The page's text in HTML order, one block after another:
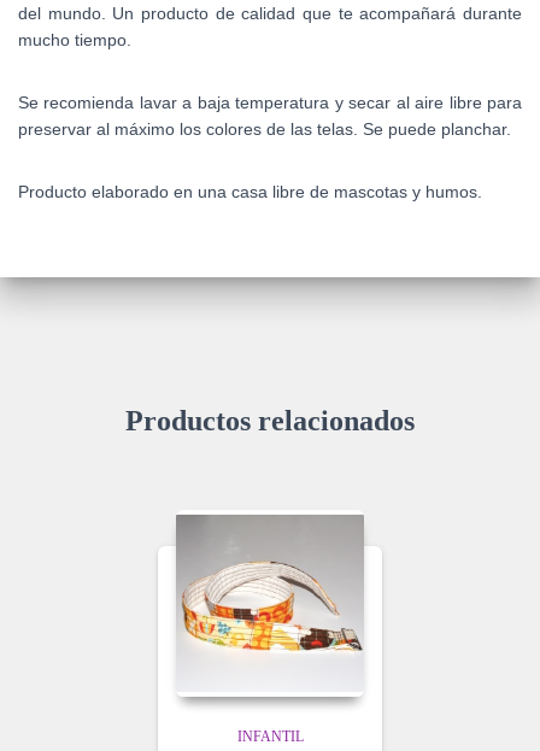
del mundo. Un producto de calidad que te acompañará durante
mucho tiempo.
Se recomienda lavar a baja temperatura y secar al aire libre para
preservar al máximo los colores de las telas. Se puede planchar.
Producto elaborado en una casa libre de mascotas y humos.
Productos relacionados
INFANTIL